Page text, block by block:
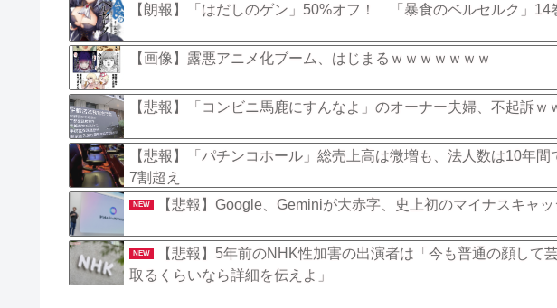
【朗報】「はだしのゲン」50%オフ！ 「暴食のベルセルク」14
【画像】露悪アニメ化ブーム、はじまるｗｗｗｗｗｗｗ
【悲報】「コンビニ馬鹿にすんなよ」のオーナー夫婦、不起訴ｗ
【悲報】「パチンコホール」総売上高は微増も、法人数は10年
7割超え
NEW 【悲報】Google、Geminiが大赤字、史上初のマイナスキャ
NEW
【悲報】5年前のNHK性加害の出演者は「今も普通の顔して
取るくらいなら詳細を伝えよ」